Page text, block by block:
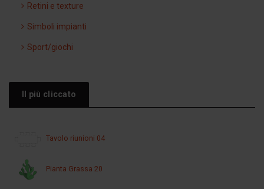
Retini e texture
Simboli impianti
Sport/giochi
Il più cliccato
Tavolo riunioni 04
Pianta Grassa 20